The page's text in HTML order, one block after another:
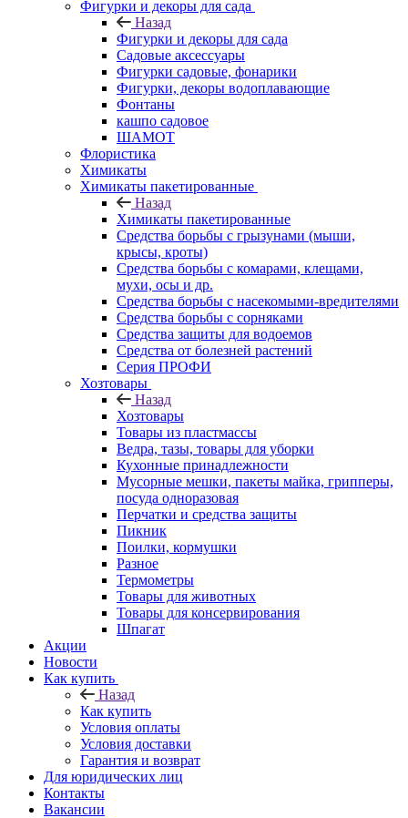
Фигурки и декоры для сада
Назад
Фигурки и декоры для сада
Садовые аксессуары
Фигурки садовые, фонарики
Фигурки, декоры водоплавающие
Фонтаны
кашпо садовое
ШАМОТ
Флористика
Химикаты
Химикаты пакетированные
Назад
Химикаты пакетированные
Средства борьбы с грызунами (мыши,
крысы, кроты)
Средства борьбы с комарами, клещами,
мухи, осы и др.
Средства борьбы с насекомыми-вредителями
Средства борьбы с сорняками
Средства защиты для водоемов
Средства от болезней растений
Серия ПРОФИ
Хозтовары
Назад
Хозтовары
Товары из пластмассы
Ведра, тазы, товары для уборки
Кухонные принадлежности
Мусорные мешки, пакеты майка, грипперы,
посуда одноразовая
Перчатки и средства защиты
Пикник
Поилки, кормушки
Разное
Термометры
Товары для животных
Товары для консервирования
Шпагат
Акции
Новости
Как купить
Назад
Как купить
Условия оплаты
Условия доставки
Гарантия и возврат
Для юридических лиц
Контакты
Вакансии